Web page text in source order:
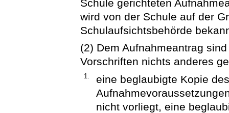
Schule gerichteten
wird von der Schule auf der
Schulaufsichtsbehörde
(2) Dem Aufnahmeantrag
Vorschriften nichts anderes
1.
eine beglaubigte Kopie
nicht vorliegt, eine